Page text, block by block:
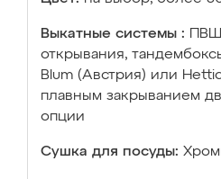
Выкатные системы :
открывания,
Blum (Австрия) или
плавным закрыванием
опции
Сушка для посуды: